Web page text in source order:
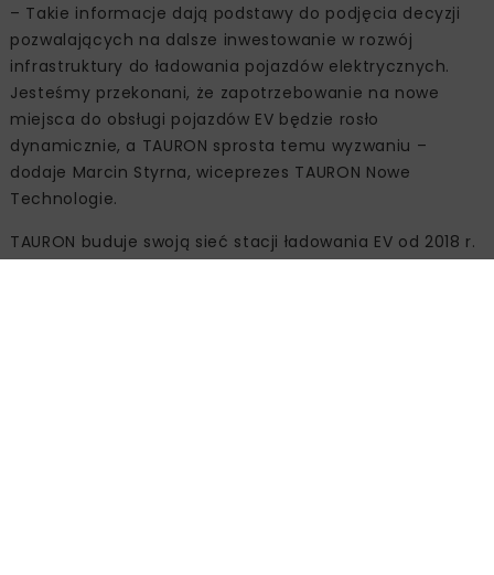
– Takie informacje dają podstawy do podjęcia decyzji
pozwalających na dalsze inwestowanie w rozwój
infrastruktury do ładowania pojazdów elektrycznych.
Jesteśmy przekonani, że zapotrzebowanie na nowe
miejsca do obsługi pojazdów EV będzie rosło
dynamicznie, a TAURON sprosta temu wyzwaniu –
dodaje Marcin Styrna, wiceprezes TAURON Nowe
Technologie.
TAURON buduje swoją sieć stacji ładowania EV od 2018 r.